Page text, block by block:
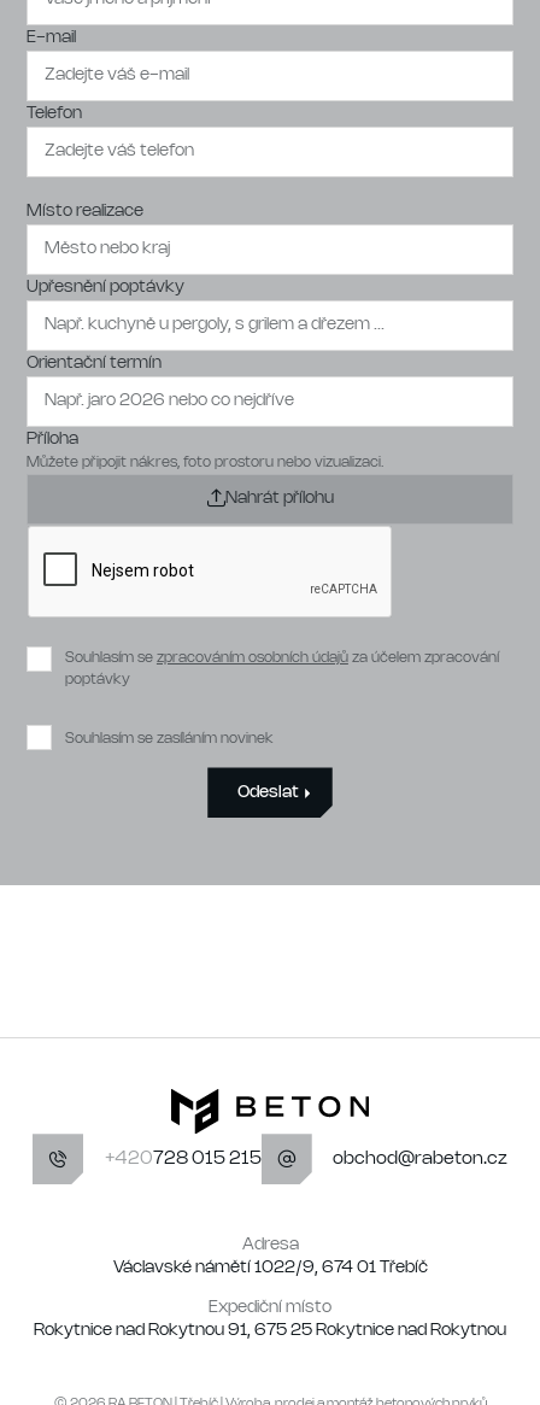
E-mail
Telefon
Místo realizace
Upřesnění poptávky
Orientační termín
Příloha
Můžete připojit nákres, foto prostoru nebo vizualizaci.
Nahrát přílohu
Souhlasím se zpracováním osobních údajů za účelem zpracování
poptávky
Souhlasím se zasíláním novinek
Odeslat
+420 728 015 215 obchod@rabeton.cz
Adresa
Václavské námětí 1022/9, 674 01 Třebíč
Expediční místo
Rokytnice nad Rokytnou 91, 675 25 Rokytnice nad Rokytnou